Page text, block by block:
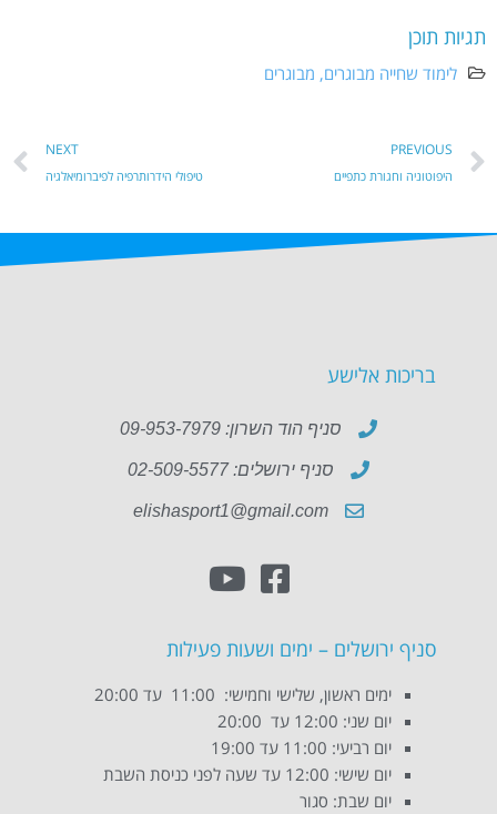
תגיות תוכן
לימוד שחייה מבוגרים, מבוגרים
PREVIOUS
היפוטוניה וחגורת כתפיים
NEXT
טיפולי הידרותרפיה לפיברומיאלגיה
בריכות אלישע
סניף הוד השרון: 09-953-7979
סניף ירושלים: 02-509-5577
elishasport1@gmail.com
סניף ירושלים – ימים ושעות פעילות
ימים ראשון, שלישי וחמישי: 11:00 עד 20:00
יום שני: 12:00 עד 20:00
יום רביעי: 11:00 עד 19:00
יום שישי: 12:00 עד שעה לפני כניסת השבת
יום שבת: סגור